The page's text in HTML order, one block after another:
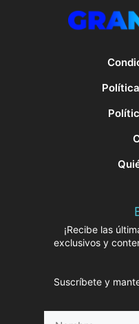
¡Recibe las
exclusivos y
Suscríbete y